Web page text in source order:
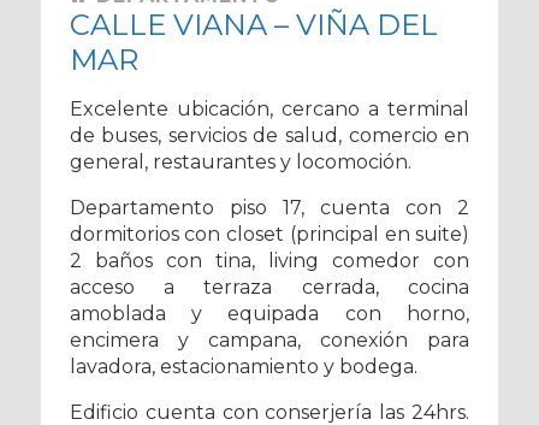
CALLE VIANA – VIÑA DEL
MAR
Excelente ubicación, cercano a terminal
de buses, servicios de salud, comercio en
general, restaurantes y locomoción.
Departamento piso 17, cuenta con 2
dormitorios con closet (principal en suite)
2 baños con tina, living comedor con
acceso a terraza cerrada, cocina
amoblada y equipada con horno,
encimera y campana, conexión para
lavadora, estacionamiento y bodega.
Edificio cuenta con conserjería las 24hrs.